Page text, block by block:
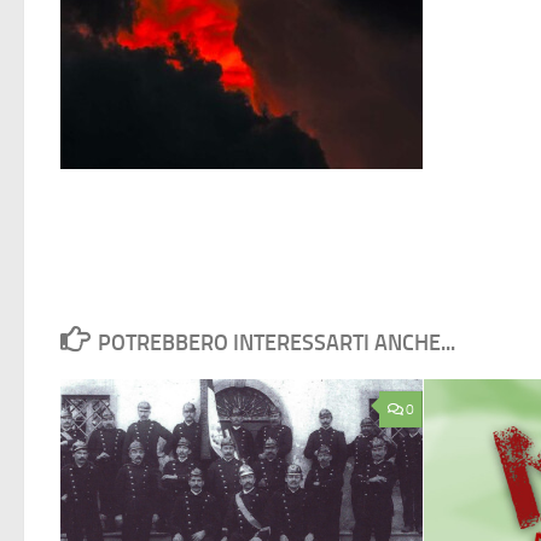
POTREBBERO INTERESSARTI ANCHE...
0